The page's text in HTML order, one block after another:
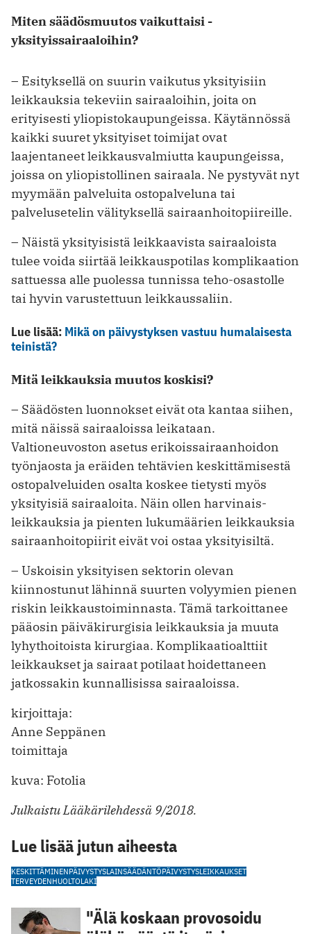
Miten säädösmuutos vaikuttaisi ­
yksityissairaaloihin?
– Esityksellä on suurin vaikutus yksityisiin
leikkauksia tekeviin sairaaloihin, joita on
erityisesti yliopistokaupungeissa. Käytännössä
kaikki suuret yksityiset toimijat ovat
laajentaneet leikkaus­valmiutta kaupungeissa,
joissa on yliopistollinen sairaala. Ne pystyvät nyt
myymään palveluita ostopalveluna tai
palvelusetelin välityksellä sairaan­hoitopiireille.
– Näistä yksityisistä leikkaavista sairaaloista
tulee voida siirtää leikkauspotilas komplikaation
sattuessa alle puolessa tunnissa teho-osastolle
tai hyvin varustettuun leikkaussaliin.
Lue lisää: Mikä on päivystyksen vastuu humalaisesta
teinistä?
Mitä leikkauksia muutos koskisi?
– Säädösten luonnokset eivät ota kantaa siihen,
mitä näissä sairaaloissa leikataan.
Valtioneuvoston asetus erikois­sairaanhoidon
työnjaosta ja eräiden tehtävien keskittämisestä
ostopalveluiden osalta koskee tietysti myös
yksityisiä sairaaloita. Näin ollen harvinais­
leikkauksia ja pienten lukumäärien leikkauksia
sairaanhoitopiirit eivät voi ostaa yksityisiltä.
– Uskoisin yksityisen sektorin olevan
kiinnostunut lähinnä suurten volyymien pienen
riskin leikkaustoiminnasta. Tämä tarkoittanee
pääosin päiväkirurgisia leikkauksia ja muuta
lyhythoitoista kirurgiaa. Komplikaatioalttiit
leikkaukset ja sairaat potilaat hoidettaneen
jatkossakin kunnallisissa sairaaloissa.
kirjoittaja:
Anne Seppänen
toimittaja
kuva: Fotolia
Julkaistu Lääkärilehdessä 9/2018.
Lue lisää jutun aiheesta
KESKITTÄMINENPÄIVYSTYSLAINSÄÄDÄNTÖPÄIVYSTYSLEIKKAUKSET
TERVEYDENHUOLTOLAKI
"Älä koskaan provosoidu